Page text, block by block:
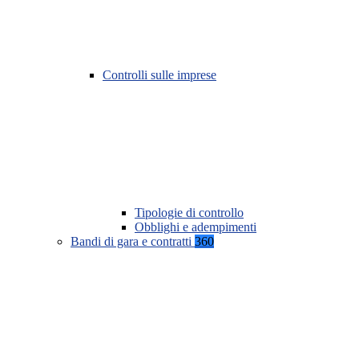
Controlli sulle imprese
Tipologie di controllo
Obblighi e adempimenti
Bandi di gara e contratti 360